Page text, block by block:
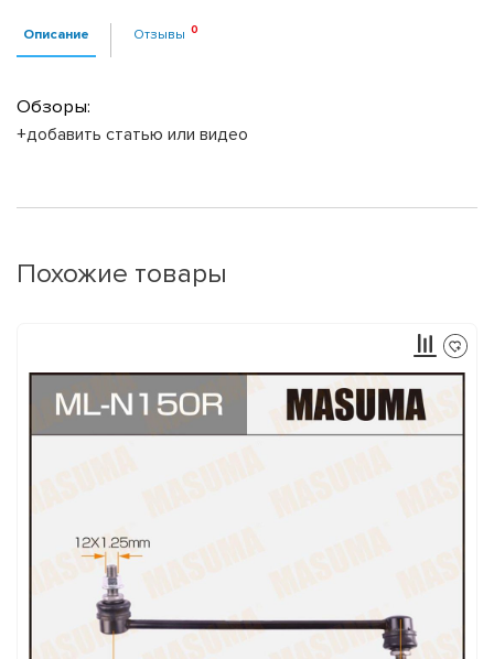
Описание Отзывы
Обзоры:
+добавить статью или видео
Похожие товары